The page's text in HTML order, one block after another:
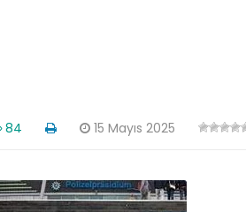
84 15 Mayıs 2025